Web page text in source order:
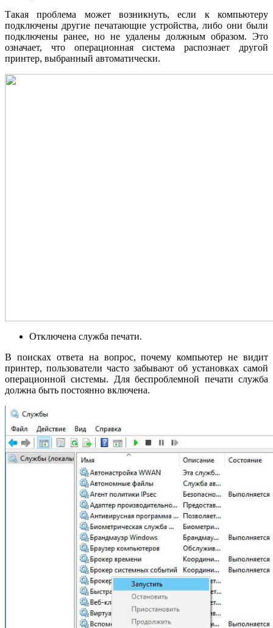
Такая проблема может возникнуть, если к компьютеру
подключены другие печатающие устройства, либо они были
подключены ранее, но не удалены должным образом. Это
означает, что операционная система распознает другой
принтер, выбранный автоматически.
Отключена служба печати.
В поисках ответа на вопрос, почему компьютер не видит
принтер, пользователи часто забывают об установках самой
операционной системы. Для беспроблемной печати служба
должна быть постоянно включена.